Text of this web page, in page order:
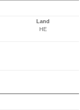
Land
HE